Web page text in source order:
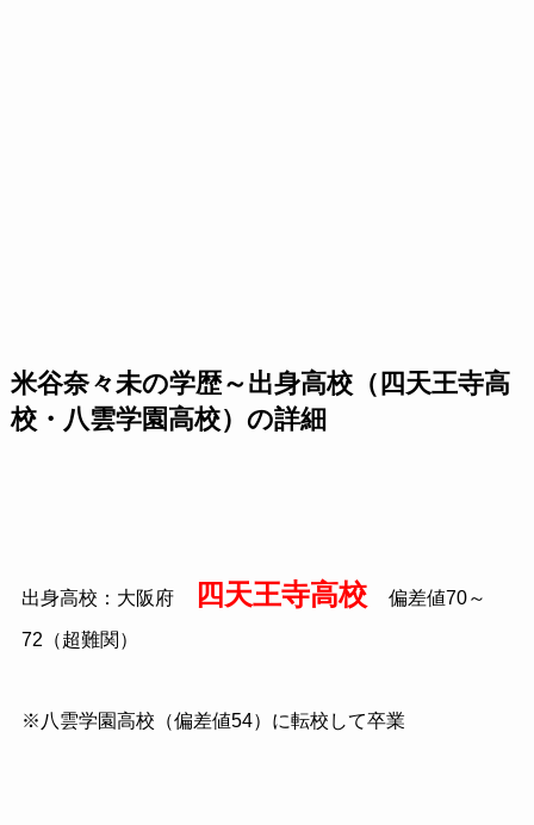
米谷奈々未の学歴～出身高校（四天王寺高
校・八雲学園高校）の詳細
出身高校：大阪府 四天王寺高校 偏差値70～
72（超難関）
※八雲学園高校（偏差値54）に転校して卒業